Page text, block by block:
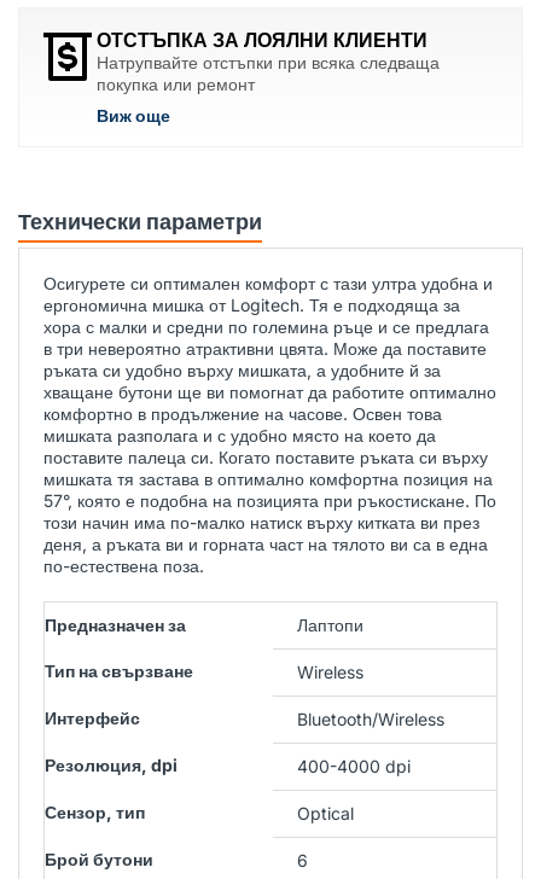
ОТСТЪПКА ЗА ЛОЯЛНИ КЛИЕНТИ
Натрупвайте отстъпки при всяка следваща
покупка или ремонт
Виж още
Технически параметри
Осигурете си оптимален комфорт с тази ултра удобна и
ергономична мишка от Logitech. Тя е подходяща за
хора с малки и средни по големина ръце и се предлага
в три невероятно атрактивни цвята. Може да поставите
ръката си удобно върху мишката, а удобните й за
хващане бутони ще ви помогнат да работите оптимално
комфортно в продължение на часове. Освен това
мишката разполага и с удобно място на което да
поставите палеца си. Когато поставите ръката си върху
мишката тя застава в оптимално комфортна позиция на
57°, която е подобна на позицията при ръкостискане. По
този начин има по-малко натиск върху китката ви през
деня, а ръката ви и горната част на тялото ви са в една
по-естествена поза.
Предназначен за Лаптопи
Тип на свързване Wireless
Интерфейс Bluetooth/Wireless
Резолюция, dpi 400-4000 dpi
Сензор, тип Optical
Брой бутони 6